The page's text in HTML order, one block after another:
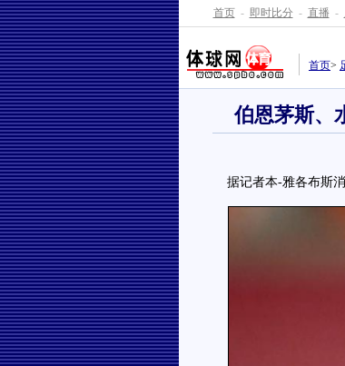
首页 - 即时比分 - 直播 -
首页>
伯恩茅斯、
据记者本-雅各布斯消